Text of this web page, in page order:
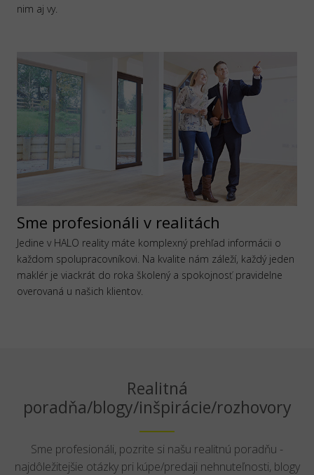
nim aj vy.
Sme profesionáli v realitách
Jedine v HALO reality máte komplexný prehľad informácii o
každom spolupracovníkovi. Na kvalite nám záleží, každý jeden
maklér je viackrát do roka školený a spokojnosť pravidelne
overovaná u našich klientov.
Realitná
poradňa/blogy/inšpirácie/rozhovory
Sme profesionáli, pozrite si našu realitnú poradňu -
najdôležitejšie otázky pri kúpe/predaji nehnuteľnosti, blogy